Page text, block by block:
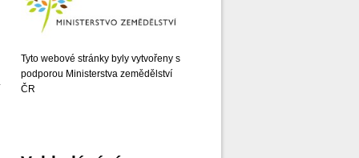
Tyto webové stránky byly vytvořeny s
podporou Ministerstva zemědělství
ČR